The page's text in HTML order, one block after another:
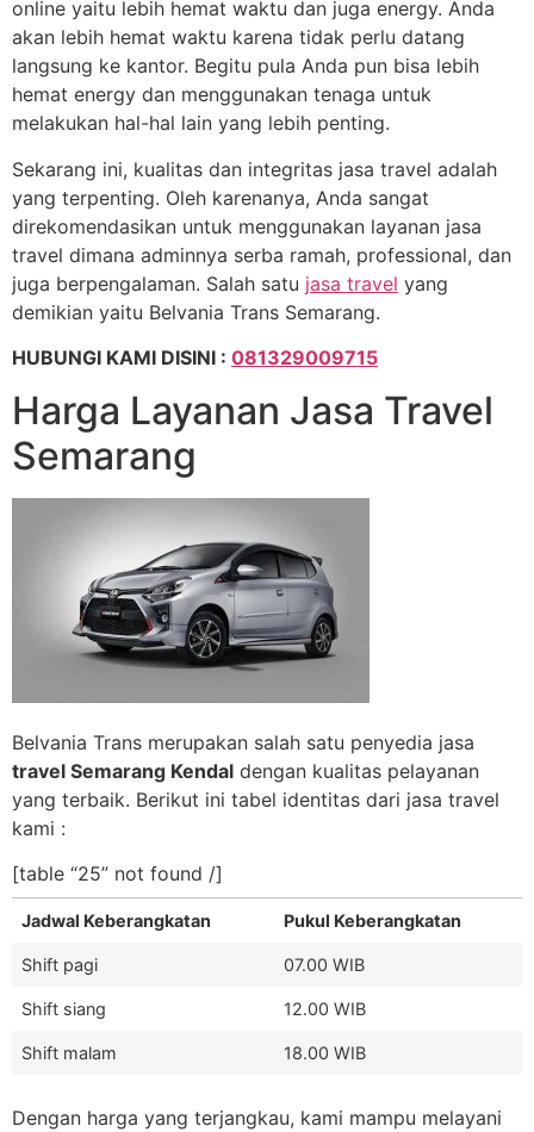
online yaitu lebih hemat waktu dan juga energy. Anda
akan lebih hemat waktu karena tidak perlu datang
langsung ke kantor. Begitu pula Anda pun bisa lebih
hemat energy dan menggunakan tenaga untuk
melakukan hal-hal lain yang lebih penting.
Sekarang ini, kualitas dan integritas jasa travel adalah
yang terpenting. Oleh karenanya, Anda sangat
direkomendasikan untuk menggunakan layanan jasa
travel dimana adminnya serba ramah, professional, dan
juga berpengalaman. Salah satu jasa travel yang
demikian yaitu Belvania Trans Semarang.
HUBUNGI KAMI DISINI : 081329009715
Harga Layanan Jasa Travel
Semarang
Belvania Trans merupakan salah satu penyedia jasa
travel Semarang Kendal dengan kualitas pelayanan
yang terbaik. Berikut ini tabel identitas dari jasa travel
kami :
[table “25” not found /]
Jadwal Keberangkatan Pukul Keberangkatan
Shift pagi 07.00 WIB
Shift siang 12.00 WIB
Shift malam 18.00 WIB
Dengan harga yang terjangkau, kami mampu melayani